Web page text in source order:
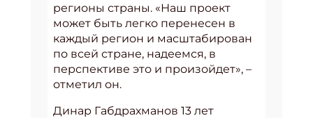
регионы страны. «Наш проект
может быть легко перенесен в
каждый регион и масштабирован
по всей стране, надеемся, в
перспективе это и произойдет», –
отметил он.
Динар Габдрахманов 13 лет